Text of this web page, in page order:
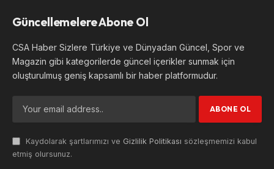
Güncellemelere Abone Ol
CSA Haber Sizlere Türkiye ve Dünyadan Güncel, Spor ve
Magazin gibi kategorilerde güncel içerikler sunmak için
oluşturulmuş geniş kapsamlı bir haber platformudur.
Kaydolarak şartlarımızı ve Gizlilik Politikası sözleşmemizi kabul
etmiş olursunuz.